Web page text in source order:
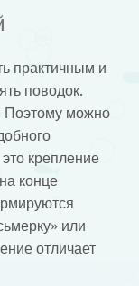
практичным и
поводок.
Поэтому можно
крепление
конце
или
отличает